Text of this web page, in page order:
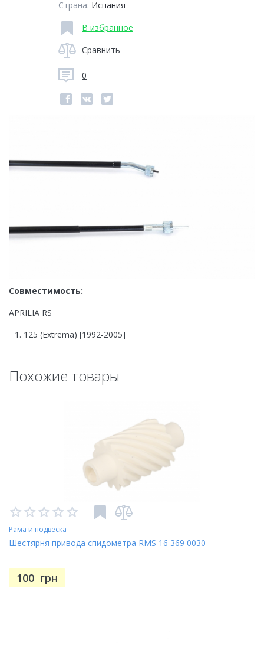
Страна: Испания
В избранное
Сравнить
0
Совместимость:
APRILIA RS
125 (Extrema) [1992-2005]
Похожие товары
Рама и подвеска
Шестярня привода спидометра RMS 16 369 0030
100 грн